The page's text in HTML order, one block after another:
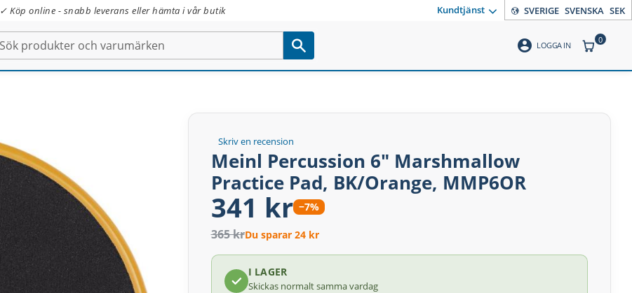
✓ Köp online - snabb leverans eller hämta i vår butik Kundtjänst SVERIGE SVENSKA SEK
account_circle LOGGA IN ANTAL
0
Skriv en recension
Meinl Percussion 6" Marshmallow
Practice Pad, BK/Orange, MMP6OR
341 kr −7%
365 krDu sparar 24 kr
I LAGER
Skickas normalt samma vardag